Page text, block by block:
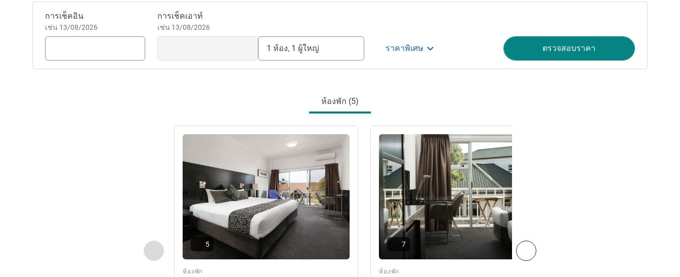
standards and make every stay more rewarding with ALL.
Mrs Tiffanny ANTOINE ฝ่ายบริหารโรงแรม
จองโรงแรมนี้
การเช็คอิน
เช่น 13/08/2026
การเช็คเอาท์
เช่น 13/08/2026
1 ห้อง, 1 ผู้ใหญ่ ราคาพิเศษ ตรวจสอบราคา
ห้องพัก (5)
ก่อนหน้า - ห้องพัก ถัดไป - ห้องพัก
ห้องพัก
ดูรายละเอียด
5
ห้องพัก
ดูรายละเอียด
7